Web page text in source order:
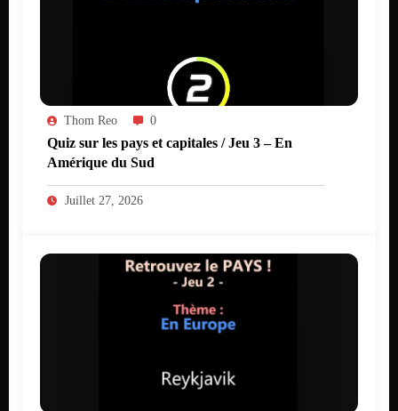
Thom Reo 0
Quiz sur les pays et capitales / Jeu 3 – En
Amérique du Sud
Juillet 27, 2026